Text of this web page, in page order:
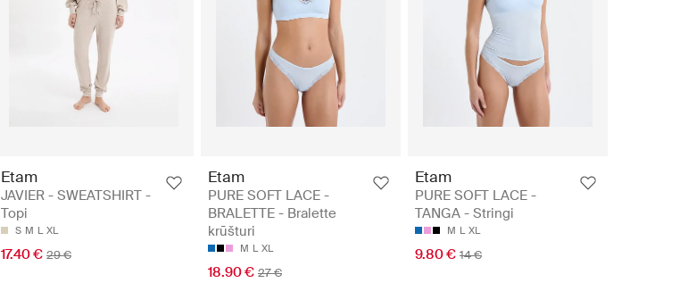
Etam
JAVIER - SWEATSHIRT -
Topi
S M L XL
17.40 € 29 €
Etam
PURE SOFT LACE -
BRALETTE - Bralette
krūšturi
M L XL
18.90 € 27 €
Etam
PURE SOFT LACE -
TANGA - Stringi
M L XL
9.80 € 14 €